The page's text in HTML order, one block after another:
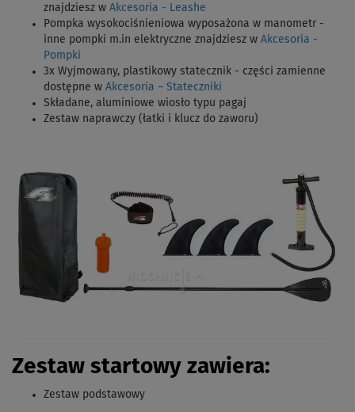
znajdziesz w Akcesoria - Leashe
Pompka wysokociśnieniowa wyposażona w manometr -
inne pompki m.in elektryczne znajdziesz w Akcesoria -
Pompki
3x Wyjmowany, plastikowy statecznik - części zamienne
dostępne w Akcesoria – Stateczniki
Składane, aluminiowe wiosło typu pagaj
Zestaw naprawczy (łatki i klucz do zaworu)
Zestaw startowy zawiera:
Zestaw podstawowy